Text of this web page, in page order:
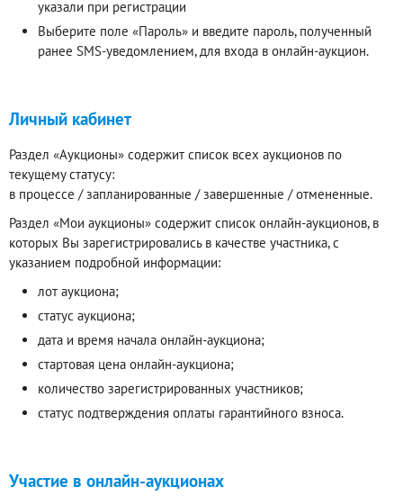
указали при регистрации
Выберите поле «Пароль» и введите пароль, полученный
ранее SMS-уведомлением, для входа в онлайн-аукцион.
Личный кабинет
Раздел «Аукционы» содержит список всех аукционов по
текущему статусу:
в процессе / запланированные / завершенные / отмененные.
Раздел «Мои аукционы» содержит список онлайн-аукционов, в
которых Вы зарегистрировались в качестве участника, с
указанием подробной информации:
лот аукциона;
статус аукциона;
дата и время начала онлайн-аукциона;
стартовая цена онлайн-аукциона;
количество зарегистрированных участников;
статус подтверждения оплаты гарантийного взноса.
Участие в онлайн-аукционах